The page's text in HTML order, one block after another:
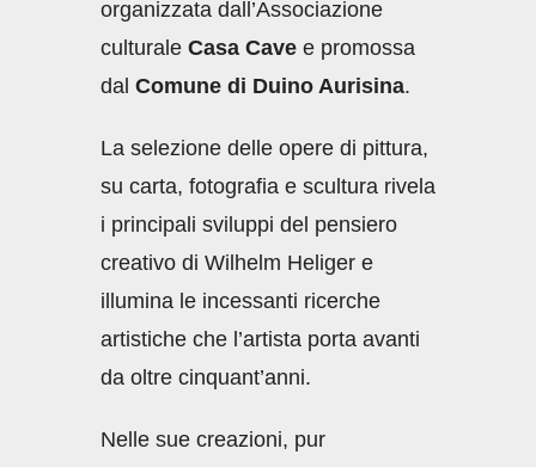
organizzata dall’Associazione
culturale Casa Cave e promossa
dal Comune di Duino Aurisina.
La selezione delle opere di pittura,
su carta, fotografia e scultura rivela
i principali sviluppi del pensiero
creativo di Wilhelm Heliger e
illumina le incessanti ricerche
artistiche che l’artista porta avanti
da oltre cinquant’anni.
Nelle sue creazioni, pur